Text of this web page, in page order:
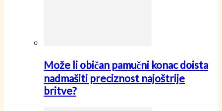
Može li običan pamučni konac doista
nadmašiti preciznost najoštrije
britve?